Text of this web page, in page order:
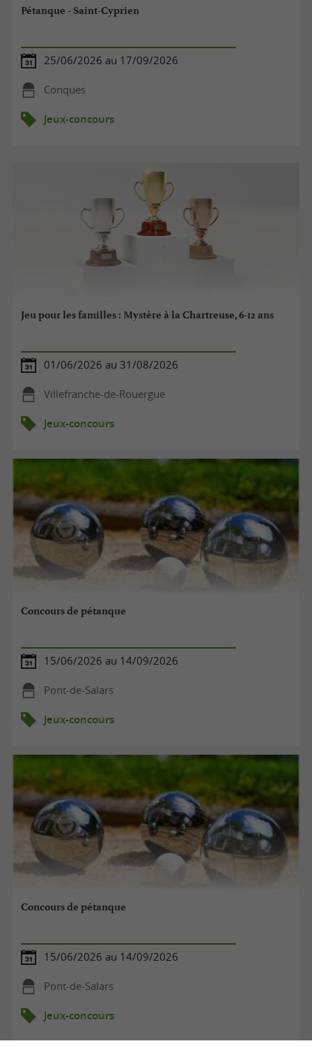
Pétanque - Saint-Cyprien
25/06/2026 au 17/09/2026
Conques
Jeux-concours
Jeu pour les familles : Mystère à la Chartreuse, 6-12 ans
01/06/2026 au 31/08/2026
Villefranche-de-Rouergue
Jeux-concours
Concours de pétanque
15/06/2026 au 14/09/2026
Pont-de-Salars
Jeux-concours
Concours de pétanque
15/06/2026 au 14/09/2026
Pont-de-Salars
Jeux-concours